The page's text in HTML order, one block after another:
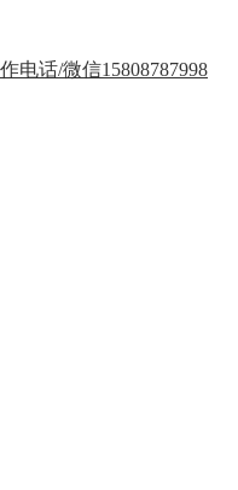
电话/微信15808787998